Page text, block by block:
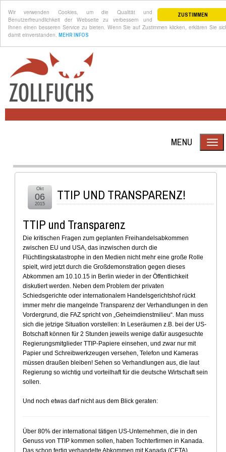
ZUSTIMMEN
Wir verwenden Cookies, um die Qualität und
Benutzerfreundlichkeit der Webseite zu verbessern und
Ihnen einen besseren Service zu bieten. Wenn Sie auf Zustimmen klicken, erklären Sie
damit einverstanden. MEHR INFOS
MENU
TTIP UND TRANSPARENZ!
Okt
06
2015
TTIP und Transparenz
Die kritischen Fragen zum geplanten Freihandelsabkommen
zwischen EU und USA, das inzwischen durch die
Flüchtlingskatastrophe in den Medien nicht mehr eine große Rolle
spielt, wird jetzt durch die Großdemonstration gegen dieses
Abkommen am 10.10.15 in Berlin wieder in der Öffentlichkeit
diskutiert werden. Neben dem Problem der privaten
Schiedsgerichte oder internationalem Handelsgerichtshof rückt
immer mehr die mangelnde Transparenz der Verhandlungen in den
Vordergrund, die FAZ spricht von „Geheimdienstmilieu“. Man muss
sich die jetzige Situation vorstellen: In Leseräumen z.B. bei der US-
Botschaft können für 2 Stunden jeweils wenige dafür ausgesuchte
Regierungsmitglieder TTIP-Papiere einsehen, und zwar nur mit
Papier und Schreibwerkzeugen versehen, Telefon und Kameras
müssen draußen bleiben! Sehen so Verhandlungen aus, die laut
Regierung so wichtig und vorteilhaft für die deutsche Wirtschaft sein
sollen.
Und noch etwas darf nicht aus dem Blick geraten:
Über 80% der international tätigen US-Unternehmen, die in den
Genuss von TTIP kommen sollen, haben Tochterfirmen in Kanada.